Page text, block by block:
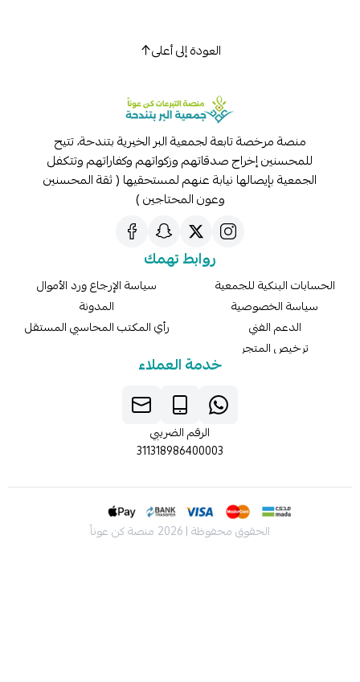
العودة إلى أعلى
منصة مرخصة تابعة لجمعية البر الخيرية بتندحة، تتيح
إخراج صدقاتهم وزكواتهم وكفاراتهم وتتكفل
بإيصالها نيابة عنهم لمستحقيها ( ثقة المحسنين
وعون المحتاجين )
روابط تهمك
البنكية للجمعية
الخصوصية
الدعم الفني
ترخيص المتجر
سياسة الإرجاع ورد الأموال
رأي المكتب المحاسبي المستقل
خدمة العملاء
الرقم الضريبي
311318986400003
الحقوق محفوظة | 2026 منصة كن عوناً